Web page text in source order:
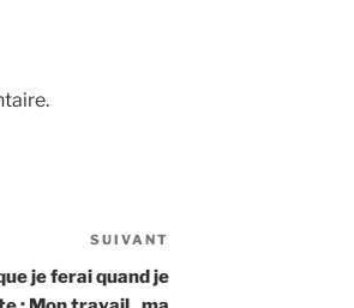
suivant
SUIVANT
je ferai quand je